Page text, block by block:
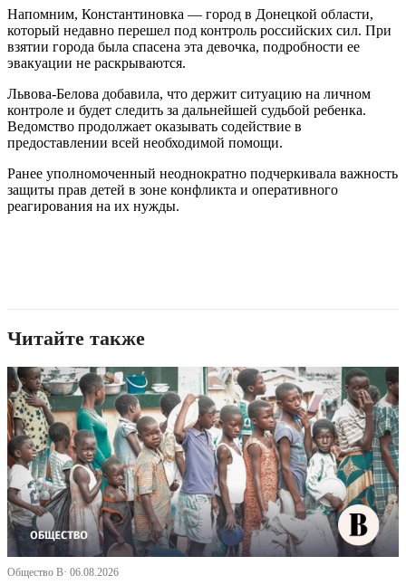
Напомним, Константиновка — город в Донецкой области,
который недавно перешел под контроль российских сил. При
взятии города была спасена эта девочка, подробности ее
эвакуации не раскрываются.
Львова-Белова добавила, что держит ситуацию на личном
контроле и будет следить за дальнейшей судьбой ребенка.
Ведомство продолжает оказывать содействие в
предоставлении всей необходимой помощи.
Ранее уполномоченный неоднократно подчеркивала важность
защиты прав детей в зоне конфликта и оперативного
реагирования на их нужды.
Читайте также
Общество В· 06.08.2026